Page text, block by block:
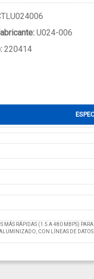
U024-006
220414
RÁPIDAS (1.5 A 480 MBPS)
CON LÍNEAS DE